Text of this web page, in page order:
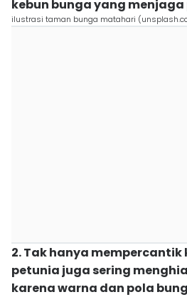
kebun bunga yang
ilustrasi taman bunga matahari
2. Tak hanya mempercantik
petunia juga sering
karena warna dan pola